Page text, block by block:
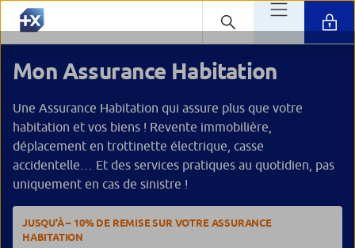
Mon Assurance Habitation
Une Assurance Habitation qui assure plus que votre
habitation et vos biens ! Revente immobilière,
déplacement en trottinette électrique, casse
accidentelle… Et des services pratiques au quotidien, pas
uniquement en cas de sinistre !
JUSQU’À – 10% DE REMISE SUR VOTRE ASSURANCE
HABITATION